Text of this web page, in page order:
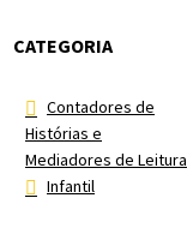
CATEGORIA
Contadores de
Histórias e
Mediadores de Leitura
Infantil